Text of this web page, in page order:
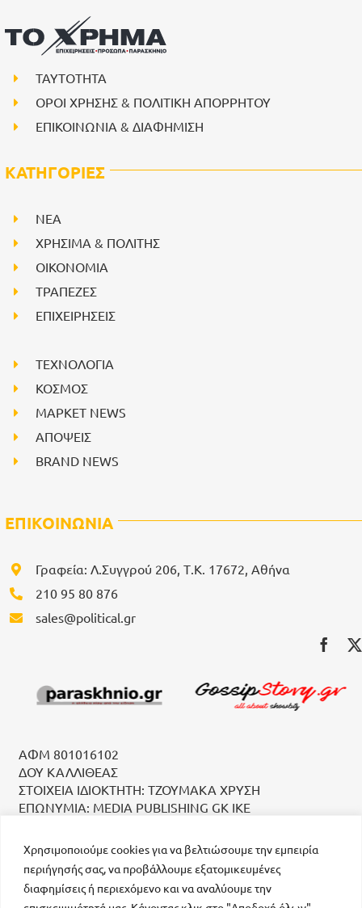
Χρησιμοποιούμε cookies για να βελτιώσουμε την εμπειρία
περιήγησής σας, να προβάλλουμε εξατομικευμένες
διαφημίσεις ή περιεχόμενο και να αναλύουμε την
ΤΑΥΤΟΤΗΤΑ
ΟΡΟΙ ΧΡΗΣΗΣ & ΠΟΛΙΤΙΚΗ ΑΠΟΡΡΗΤΟΥ
ΕΠΙΚΟΙΝΩΝΙΑ & ΔΙΑΦΗΜΙΣΗ
ΚΑΤΗΓΟΡΙΕΣ
NEA
ΧΡΗΣΙΜΑ & ΠΟΛΙΤΗΣ
ΟΙΚΟΝΟΜΙΑ
ΤΡΑΠΕΖΕΣ
ΕΠΙΧΕΙΡΗΣΕΙΣ
ΤΕΧΝΟΛΟΓΙΑ
ΚΟΣΜΟΣ
ΜΑΡΚΕΤ NEWS
ΑΠΟΨΕΙΣ
BRAND NEWS
ΕΠΙΚΟΙΝΩΝΙΑ
Γραφεία: Λ.Συγγρού 206, Τ.Κ. 17672, Αθήνα
210 95 80 876
sales@political.gr
ΑΦΜ 801016102
ΔΟΥ ΚΑΛΛΙΘΕΑΣ
ΣΤΟΙΧΕΙΑ ΙΔΙΟΚΤΗΤΗ: ΤΖΟΥΜΑΚΑ ΧΡΥΣΗ
ΕΠΩΝΥΜΙΑ: MEDIA PUBLISHING GK IKE